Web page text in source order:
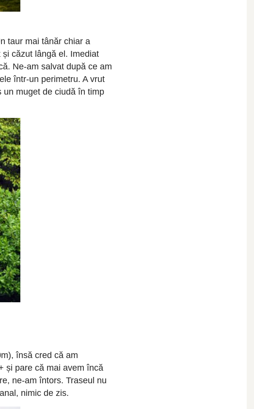
taur mai tânăr chiar a
căzut lângă el. Imediat
Ne-am salvat după ce am
într-un perimetru. A vrut
un muget de ciudă în timp
însă cred că am
și pare că mai avem încă
ne-am întors. Traseul nu
nimic de zis.